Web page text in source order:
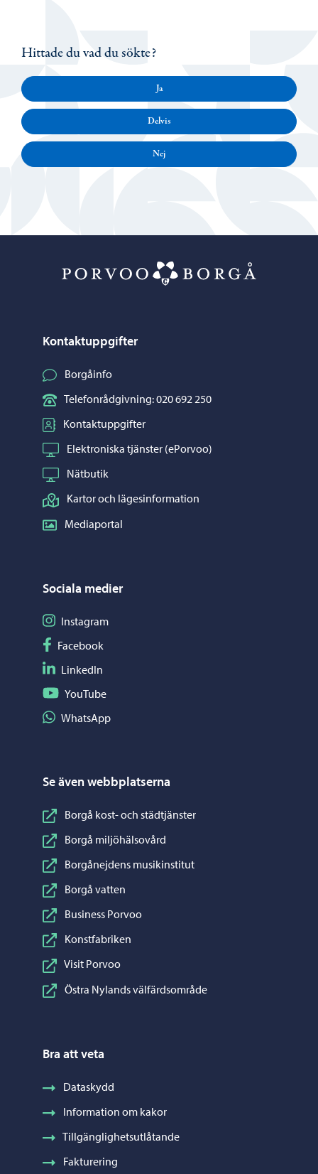
Hittade du vad du sökte?
Ja
Delvis
Nej
Kontaktuppgifter
Borgåinfo
Telefonrådgivning: 020 692 250
Kontaktuppgifter
Elektroniska tjänster (ePorvoo)
Nätbutik
Kartor och lägesinformation
Mediaportal
Sociala medier
Följ på Instagram
Instagram
Följ på Facebook
Facebook
Följ på LinkedIn
LinkedIn
Följ på YouTube
YouTube
Dela på WhatsApp
WhatsApp
Se även webbplatserna
Borgå kost- och städtjänster
Borgå miljöhälsovård
Borgånejdens musikinstitut
Borgå vatten
Business Porvoo
Konstfabriken
Visit Porvoo
Östra Nylands välfärdsområde
Bra att veta
Dataskydd
Information om kakor
Tillgänglighetsutlåtande
Fakturering